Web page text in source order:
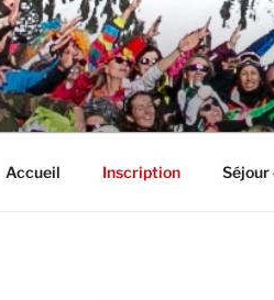
SALSA
Une semaine de ski, danse,
Accueil Inscription Séjour